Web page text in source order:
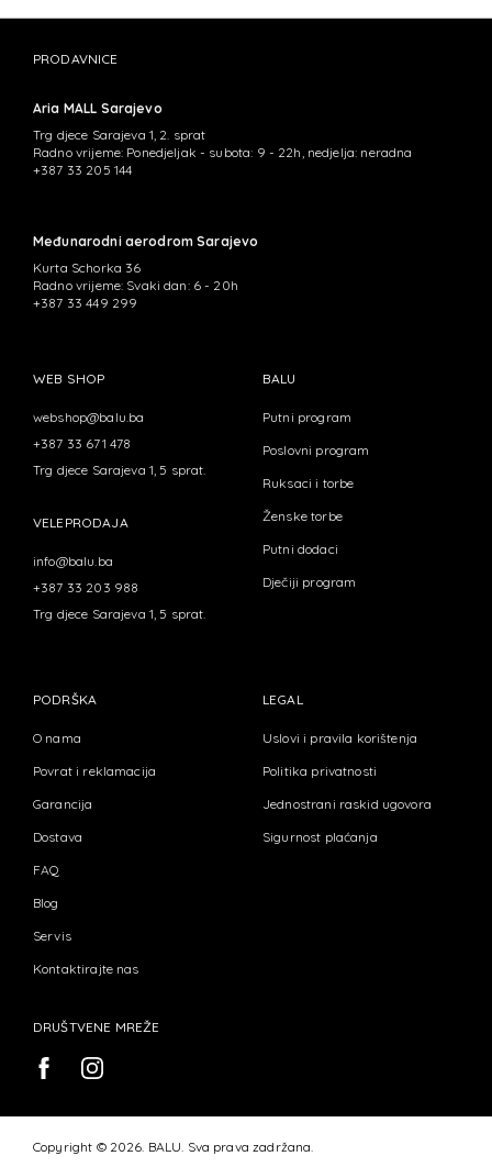
PRODAVNICE
Aria MALL Sarajevo
Trg djece Sarajeva 1, 2. sprat
Radno vrijeme: Ponedjeljak - subota: 9 - 22h, nedjelja: neradna
+387 33 205 144
Međunarodni aerodrom Sarajevo
Kurta Schorka 36
Radno vrijeme: Svaki dan: 6 - 20h
+387 33 449 299
WEB SHOP
webshop@balu.ba
+387 33 671 478
Trg djece Sarajeva 1, 5 sprat.
VELEPRODAJA
info@balu.ba
+387 33 203 988
Trg djece Sarajeva 1, 5 sprat.
BALU
Putni program
Poslovni program
Ruksaci i torbe
Ženske torbe
Putni dodaci
Dječiji program
PODRŠKA
O nama
Povrat i reklamacija
Garancija
Dostava
FAQ
Blog
Servis
Kontaktirajte nas
LEGAL
Uslovi i pravila korištenja
Politika privatnosti
Jednostrani raskid ugovora
Sigurnost plaćanja
DRUŠTVENE MREŽE
Copyright © 2026. BALU. Sva prava zadržana.